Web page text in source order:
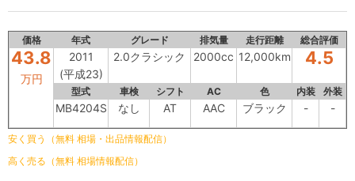
価格 年式 グレード 排気量 走行距離 総合評価
43.8
万円
2011
(平成23)
2.0クラシック 2000cc 12,000km 4.5
型式 車検 シフト AC 色 内装 外装
MB4204S なし AT AAC ブラック - -
安く買う（無料 相場・出品情報配信）
高く売る（無料 相場情報配信）